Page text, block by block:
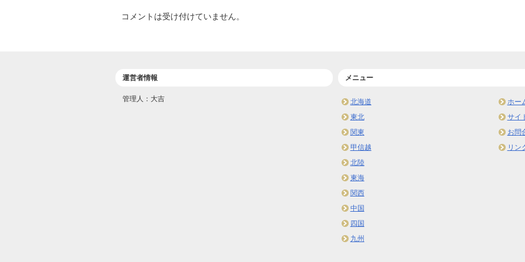
コメントは受け付けていません。
運営者情報
管理人：大吉
メニュー
北海道
東北
関東
甲信越
北陸
東海
関西
中国
四国
九州
ホー
サイ
お問
リン